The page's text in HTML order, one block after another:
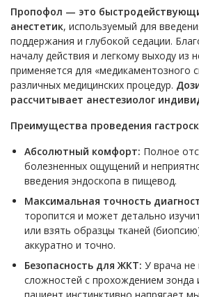
Пропофол — это
анестетик, используемый для
поддержания и глубокой седации.
началу действия и легкому выходу из
применяется для «медикаментозного
различных медицинских процедур.
рассчитывает анестезиолог
Преимущества проведения
Абсолютный комфорт: Полное
болезненных ощущений и
введения эндоскопа в пищевод.
Максимальная точность
торопится и может детально
или взять образцы тканей
аккуратно и точно.
Безопасность для ЖКТ: У врача не
сложностей с прохождением зонда